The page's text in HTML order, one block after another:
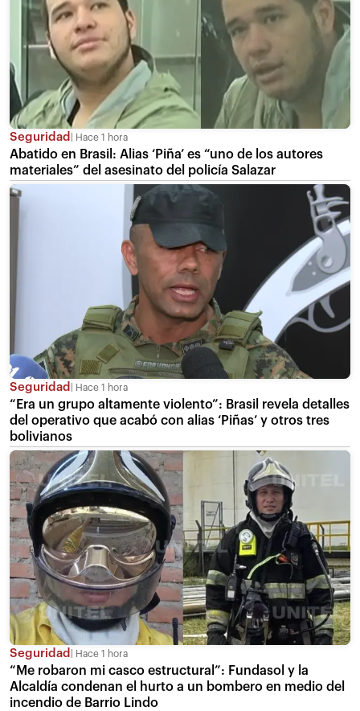
Seguridad Hace 1 hora
Abatido en Brasil: Alias ‘Piña’ es “uno de los autores
materiales” del asesinato del policía Salazar
Seguridad Hace 1 hora
“Era un grupo altamente violento”: Brasil revela detalles
del operativo que acabó con alias ‘Piñas’ y otros tres
bolivianos
Seguridad Hace 1 hora
“Me robaron mi casco estructural”: Fundasol y la
Alcaldía condenan el hurto a un bombero en medio del
incendio de Barrio Lindo